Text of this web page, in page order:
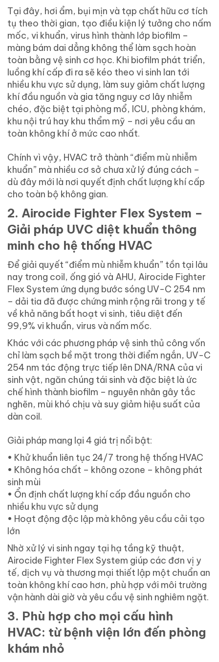
Tại đây, hơi ẩm, bụi mịn và tạp chất hữu cơ tích
tụ theo thời gian, tạo điều kiện lý tưởng cho nấm
mốc, vi khuẩn, virus hình thành lớp biofilm –
màng bám dai dẳng không thể làm sạch hoàn
toàn bằng vệ sinh cơ học. Khi biofilm phát triển,
luồng khí cấp đi ra sẽ kéo theo vi sinh lan tới
nhiều khu vực sử dụng, làm suy giảm chất lượng
khí đầu nguồn và gia tăng nguy cơ lây nhiễm
chéo, đặc biệt tại phòng mổ, ICU, phòng khám,
khu nội trú hay khu thẩm mỹ – nơi yêu cầu an
toàn không khí ở mức cao nhất.
Chính vì vậy, HVAC trở thành “điểm mù nhiễm
khuẩn” mà nhiều cơ sở chưa xử lý đúng cách –
dù đây mới là nơi quyết định chất lượng khí cấp
cho toàn bộ không gian.
2. Airocide Fighter Flex System –
Giải pháp UVC diệt khuẩn thông
minh cho hệ thống HVAC
Để giải quyết “điểm mù nhiễm khuẩn” tồn tại lâu
nay trong coil, ống gió và AHU, Airocide Fighter
Flex System ứng dụng bước sóng UV-C 254 nm
– dải tia đã được chứng minh rộng rãi trong y tế
về khả năng bất hoạt vi sinh, tiêu diệt đến
99,9% vi khuẩn, virus và nấm mốc.
Khác với các phương pháp vệ sinh thủ công vốn
chỉ làm sạch bề mặt trong thời điểm ngắn, UV-C
254 nm tác động trực tiếp lên DNA/RNA của vi
sinh vật, ngăn chúng tái sinh và đặc biệt là ức
chế hình thành biofilm – nguyên nhân gây tắc
nghẽn, mùi khó chịu và suy giảm hiệu suất của
dàn coil.
Giải pháp mang lại 4 giá trị nổi bật:
• Khử khuẩn liên tục 24/7 trong hệ thống HVAC
• Không hóa chất – không ozone – không phát
sinh mùi
• Ổn định chất lượng khí cấp đầu nguồn cho
nhiều khu vực sử dụng
• Hoạt động độc lập mà không yêu cầu cải tạo
lớn
Nhờ xử lý vi sinh ngay tại hạ tầng kỹ thuật,
Airocide Fighter Flex System giúp các đơn vị y
tế, dịch vụ và thương mại thiết lập một chuẩn an
toàn không khí cao hơn, phù hợp với môi trường
vận hành dài giờ và yêu cầu vệ sinh nghiêm ngặt.
3. Phù hợp cho mọi cấu hình
HVAC: từ bệnh viện lớn đến phòng
khám nhỏ